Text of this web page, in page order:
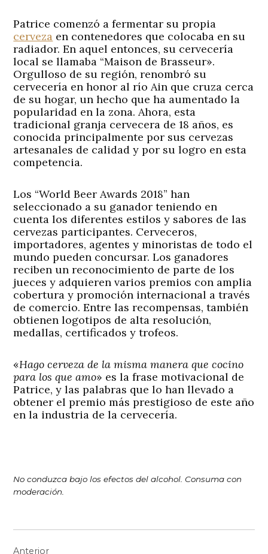
Patrice comenzó a fermentar su propia
cerveza en contenedores que colocaba en su
radiador. En aquel entonces, su cervecería
local se llamaba “Maison de Brasseur».
Orgulloso de su región, renombró su
cervecería en honor al río Ain que cruza cerca
de su hogar, un hecho que ha aumentado la
popularidad en la zona. Ahora, esta
tradicional granja cervecera de 18 años, es
conocida principalmente por sus cervezas
artesanales de calidad y por su logro en esta
competencia.
Los “World Beer Awards 2018” han
seleccionado a su ganador teniendo en
cuenta los diferentes estilos y sabores de las
cervezas participantes. Cerveceros,
importadores, agentes y minoristas de todo el
mundo pueden concursar. Los ganadores
reciben un reconocimiento de parte de los
jueces y adquieren varios premios con amplia
cobertura y promoción internacional a través
de comercio. Entre las recompensas, también
obtienen logotipos de alta resolución,
medallas, certificados y trofeos.
«Hago cerveza de la misma manera que cocino
para los que amo» es la frase motivacional de
Patrice, y las palabras que lo han llevado a
obtener el premio más prestigioso de este año
en la industria de la cervecería.
No conduzca bajo los efectos del alcohol. Consuma con
moderación.
Anterior